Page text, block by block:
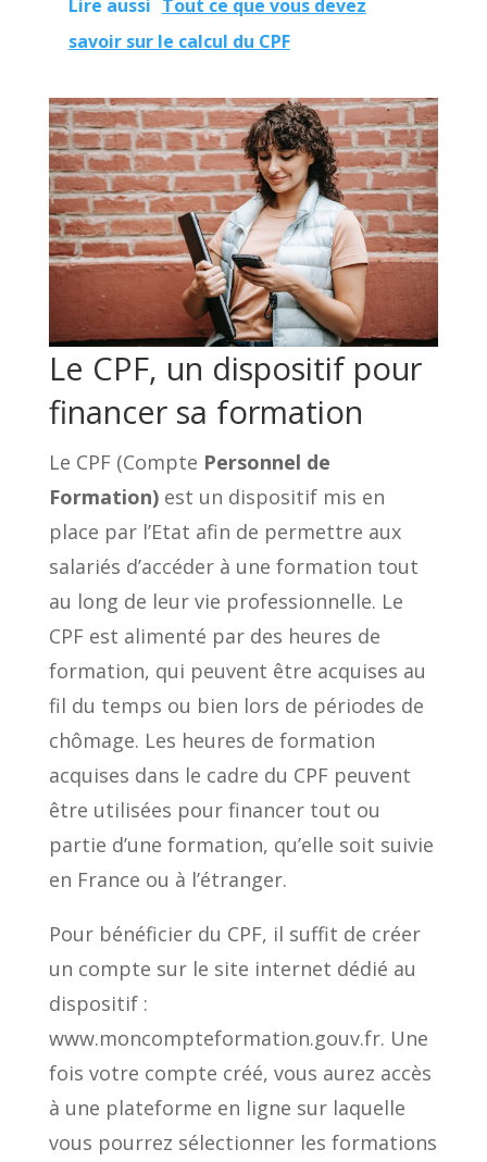
Lire aussi Tout ce que vous devez
savoir sur le calcul du CPF
Le CPF, un dispositif pour
financer sa formation
Le CPF (Compte Personnel de
Formation)est un dispositif mis en
place par l’Etat afin de permettre aux
salariés d’accéder à une formation tout
au long de leur vie professionnelle. Le
CPF est alimenté par des heures de
formation, qui peuvent être acquises au
fil du temps ou bien lors de périodes de
chômage. Les heures de formation
acquises dans le cadre du CPF peuvent
être utilisées pour financer tout ou
partie d’une formation, qu’elle soit suivie
en France ou à l’étranger.
Pour bénéficier du CPF, il suffit de créer
un compte sur le site internet dédié au
dispositif :
www.moncompteformation.gouv.fr. Une
fois votre compte créé, vous aurez accès
à une plateforme en ligne sur laquelle
vous pourrez sélectionner les formations